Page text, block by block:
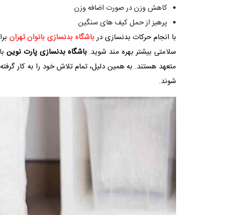
کاهش وزن در صورت اضافه وزن
پرهیز از حمل کیف های سنگین
با انجام حرکات بدنسازی درباشگاه بدنسازی بانوان تهران
سلامتی بیشتر بهره مند شوید.باشگاه بدنسازی پارت نوین
متعهد هستند. به همین دلیل، تمام تلاش خود را به کار
‌شوند.